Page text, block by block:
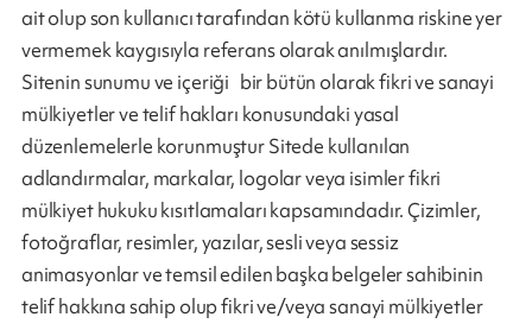
ait olup son kullanıcı tarafından kötü kullanma riskine yer
vermemek kaygısıyla referans olarak anılmışlardır.
Sitenin sunumu ve içeriği bir bütün olarak fikri ve sanayi
mülkiyetler ve telif hakları konusundaki yasal
düzenlemelerle korunmuştur Sitede kullanılan
adlandırmalar, markalar, logolar veya isimler fikri
mülkiyet hukuku kısıtlamaları kapsamındadır. Çizimler,
fotoğraflar, resimler, yazılar, sesli veya sessiz
animasyonlar ve temsil edilen başka belgeler sahibinin
telif hakkına sahip olup fikri ve/veya sanayi mülkiyetler